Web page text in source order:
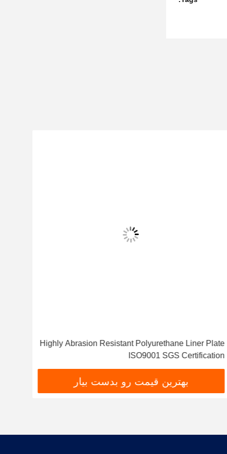
Highly Abrasion Resistant Polyurethane Liner Plate
ISO9001 SGS Certification
بهترین قیمت رو بدست بیار